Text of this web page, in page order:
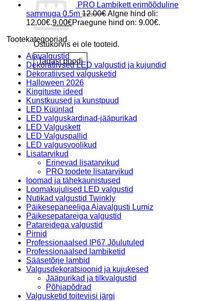
Ostukorvis ei ole tooteid.
Tagasi poodi
PRO Lambikett erimõõduline
sammuga 0.5m 12.00€Algne hind oli:
12.00€.9.00€Praegune hind on: 9.00€.
Tootekategooriad
Aiavalgustid
Dekoratiivsed LED valgustid ja kujundid
Dekoratiivsed valgusketid
Halloween 2026
Kingituste ideed
Kunstkuused ja kunstpuud
LED Küünlad
LED valguskardinad-jääpurikad
LED Valguskett
LED Valguspallid
LED valgusvoolikud
Lisatarvikud
Erinevad lisatarvikud
PRO toodete lisatarvikud
loomad ja tähekaunistused
Loomakujulised LED valgustid
Nutikad valgustid Twinkly
Päikesepaneeliga Aiavalgusti Lumiz
Päikesepatareiga valgustid
Patareidega valgustid
Pirnid
Professionaalsed IP67 Jõulutuled
Professionaalsed lambiketid
Sääsetõrje lambid
Valgusdekoratsioonid ja kujukesed
Jääpurikad ja tilkvalgustid
Põhjapõdrad
Valgusketid toiteviisi järgi